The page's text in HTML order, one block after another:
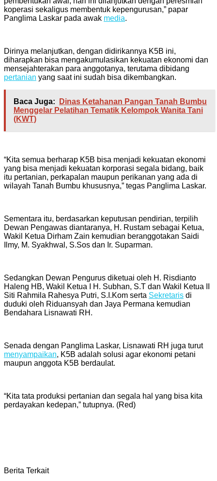
koperasi sekaligus membentuk kepengurusan,” papar
Panglima Laskar pada awak media.
Dirinya melanjutkan, dengan didirikannya K5B ini,
diharapkan bisa mengakumulasikan kekuatan ekonomi dan
mensejahterakan para anggotanya, terutama dibidang
pertanian yang saat ini sudah bisa dikembangkan.
Baca Juga:
Dinas Ketahanan Pangan Tanah Bumbu
Menggelar Pelatihan Tematik Kelompok Wanita Tani
(KWT)
“Kita semua berharap K5B bisa menjadi kekuatan ekonomi
yang bisa menjadi kekuatan korporasi segala bidang, baik
itu pertanian, perkapalan maupun perikanan yang ada di
wilayah Tanah Bumbu khususnya,” tegas Panglima Laskar.
Sementara itu, berdasarkan keputusan pendirian, terpilih
Dewan Pengawas diantaranya, H. Rustam sebagai Ketua,
Wakil Ketua Dirham Zain kemudian beranggotakan Saidi
Ilmy, M. Syakhwal, S.Sos dan Ir. Suparman.
Sedangkan Dewan Pengurus diketuai oleh H. Risdianto
Haleng HB, Wakil Ketua I H. Subhan, S.T dan Wakil Ketua II
Siti Rahmila Rahesya Putri, S.I.Kom serta Sekretaris di
duduki oleh Riduansyah dan Jaya Permana kemudian
Bendahara Lisnawati RH.
Senada dengan Panglima Laskar, Lisnawati RH juga turut
menyampaikan, K5B adalah solusi agar ekonomi petani
maupun anggota K5B berdaulat.
“Kita tata produksi pertanian dan segala hal yang bisa kita
perdayakan kedepan,” tutupnya. (Red)
Berita Terkait